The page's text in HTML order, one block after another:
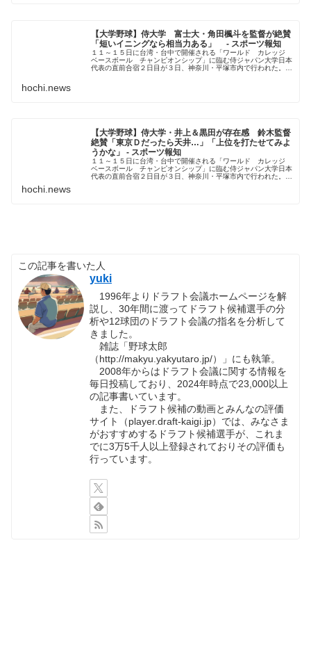
【大学野球】侍大学 富士大・角田楓斗を監督が絶賛
「短いイニングなら相当力ある」 - スポーツ報知
１１～１５日に台湾・台中で開催される「ワールド カレッジ
ベースボール チャンピオンシップ」に臨む侍ジャパン大学日本
代表の直前合宿２日目が３日、神奈川・平塚市内で行われた。最
hochi.news
【大学野球】侍大学・井上＆黒田が存在感 鈴木監督
絶賛「東京Ｄだったら天井…」「上位を打たせてみよ
うかな」 - スポーツ報知
１１～１５日に台湾・台中で開催される「ワールド カレッジ
ベースボール チャンピオンシップ」に臨む侍ジャパン大学日本
代表の直前合宿２日目が３日、神奈川・平塚市内で行われた。シ
hochi.news
この記事を書いた人
yuki
1996年よりドラフト会議ホームページを解
説し、30年間に渡ってドラフト候補選手の分
析や12球団のドラフト会議の指名を分析して
きました。
雑誌「野球太郎
（http://makyu.yakyutaro.jp/）」にも執筆。
2008年からはドラフト会議に関する情報を
毎日投稿しており、2024年時点で23,000以上
の記事書いています。
また、ドラフト候補の動画とみんなの評価
サイト（player.draft-kaigi.jp）では、みなさま
がおすすめするドラフト候補選手が、これま
でに3万5千人以上登録されておりその評価も
行っています。